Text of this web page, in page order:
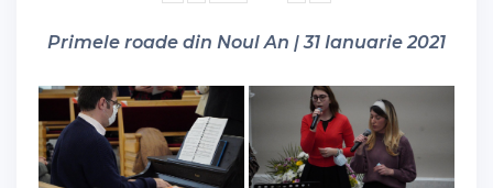
Primele roade din Noul An | 31 Ianuarie 2021